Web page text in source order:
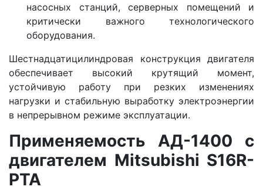
насосных станций, серверных помещений и
критически важного технологического
оборудования.
Шестнадцатицилиндровая конструкция двигателя
обеспечивает высокий крутящий момент,
устойчивую работу при резких изменениях
нагрузки и стабильную выработку электроэнергии
в непрерывном режиме эксплуатации.
Применяемость АД-1400 с
двигателем Mitsubishi S16R-
PTA